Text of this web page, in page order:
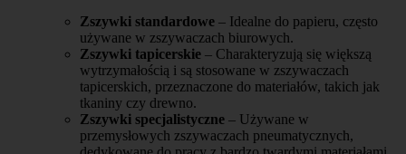
Zszywki standardowe – Idealne do papieru, często
używane w zszywaczach biurowych.
Zszywki tapicerskie – Charakteryzują się większą
wytrzymałością i są stosowane w zszywaczach
tapicerskich, przeznaczone do materiałów, takich jak
tkaniny czy drewno.
Zszywki specjalistyczne – Używane w
przemysłowych zszywaczach pneumatycznych,